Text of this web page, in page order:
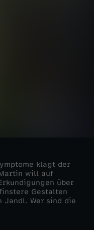
klagt der
will auf
über
Gestalten
Jandl. Wer sind die